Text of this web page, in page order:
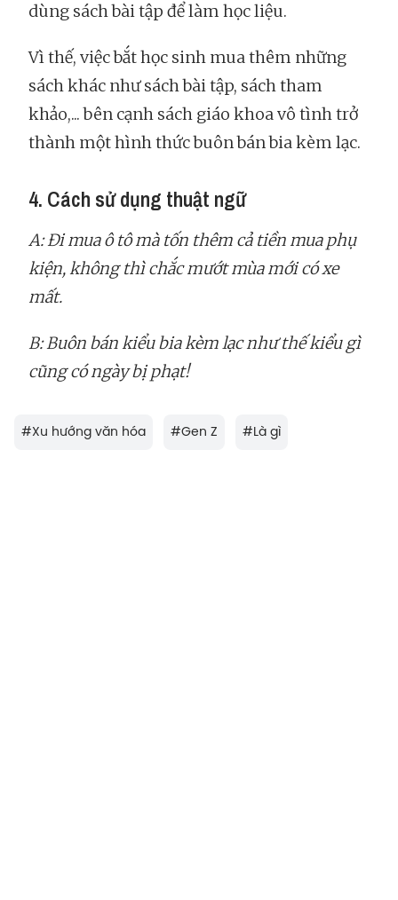
dùng sách bài tập để làm học liệu.
Vì thế, việc bắt học sinh mua thêm những
sách khác như sách bài tập, sách tham
khảo,... bên cạnh sách giáo khoa vô tình trở
thành một hình thức buôn bán bia kèm lạc.
4. Cách sử dụng thuật ngữ
A: Đi mua ô tô mà tốn thêm cả tiền mua phụ
kiện, không thì chắc mướt mùa mới có xe
mất.
B: Buôn bán kiểu bia kèm lạc như thế kiểu gì
cũng có ngày bị phạt!
#Xu hướng văn hóa #Gen Z #Là gì